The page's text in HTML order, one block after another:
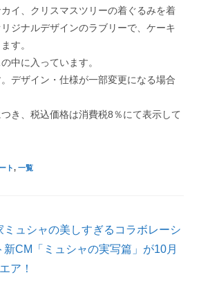
カイ、クリスマスツリーの着ぐるみを着
ジナルデザインのラブリーで、ケーキ
す。
中に入っています。
デザイン・仕様が一部変更になる場合
き、税込価格は消費税8％にて表示して
ト, 一覧
ュシャの美しすぎるコラボレーシ
新CM「ミュシャの実写篇」が10月
ア！